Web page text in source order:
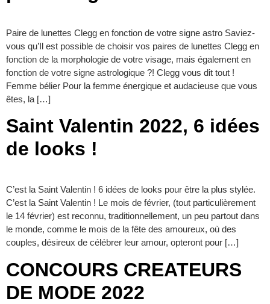
Paire de lunettes Clegg en fonction de votre signe astro Saviez-
vous qu’Il est possible de choisir vos paires de lunettes Clegg en
fonction de la morphologie de votre visage, mais également en
fonction de votre signe astrologique ?! Clegg vous dit tout !
Femme bélier Pour la femme énergique et audacieuse que vous
êtes, la […]
Saint Valentin 2022, 6 idées
de looks !
C’est la Saint Valentin ! 6 idées de looks pour être la plus stylée.
C’est la Saint Valentin ! Le mois de février, (tout particulièrement
le 14 février) est reconnu, traditionnellement, un peu partout dans
le monde, comme le mois de la fête des amoureux, où des
couples, désireux de célébrer leur amour, opteront pour […]
CONCOURS CREATEURS
DE MODE 2022